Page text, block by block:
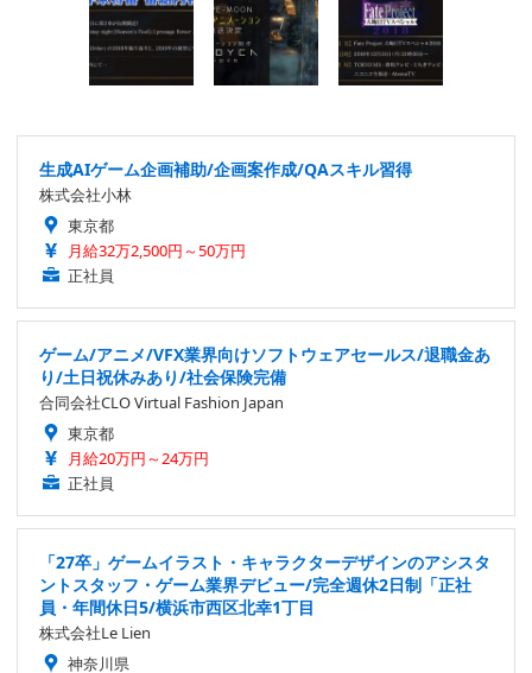
生成AIゲーム企画補助/企画案作成/QAスキル習得
株式会社小林
東京都
月給32万2,500円～50万円
正社員
ゲーム/アニメ/VFX業界向けソフトウェアセールス/退職金あ
り/土日祝休みあり/社会保険完備
合同会社CLO Virtual Fashion Japan
東京都
月給20万円～24万円
正社員
「27卒」ゲームイラスト・キャラクターデザインのアシスタ
ントスタッフ・ゲーム業界デビュー/完全週休2日制「正社
員・年間休日5/横浜市西区北幸1丁目
株式会社Le Lien
神奈川県